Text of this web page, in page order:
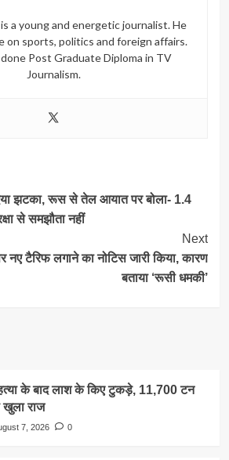
a young and energetic journalist. He
on sports, politics and foreign affairs.
Post Graduate Diploma in TV
Journalism.
झटका, रूस से तेल आयात पर बोला- 1.4
से समझौता नहीं
Next
नए टैरिफ लगाने का नोटिस जारी किया, कारण
बताया ‘रूसी धमकी’
के बाद लाश के किए टुकड़े, 11,700 टन
खुला राज
7, 2026
0